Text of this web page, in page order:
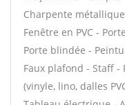
Charpente
Fenêtre en PVC -
Porte blindée -
Faux plafond - Staff
(vinyle, lino, dalles